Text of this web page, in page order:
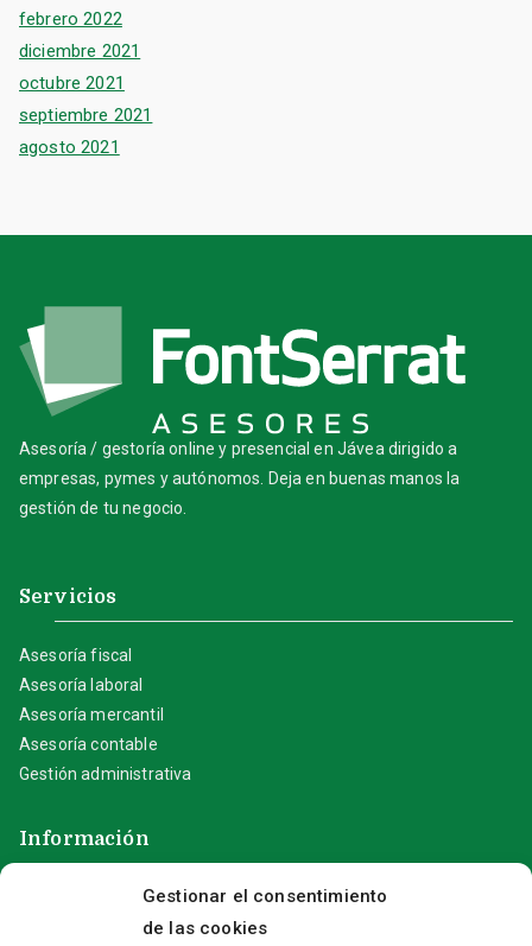
Gestionar el consentimiento
de las cookies
febrero 2022
diciembre 2021
octubre 2021
septiembre 2021
agosto 2021
Asesoría / gestoría online y presencial en Jávea dirigido a
empresas, pymes y autónomos. Deja en buenas manos la
gestión de tu negocio.
Servicios
Asesoría fiscal
Asesoría laboral
Asesoría mercantil
Asesoría contable
Gestión administrativa
Información
Política de privacidad